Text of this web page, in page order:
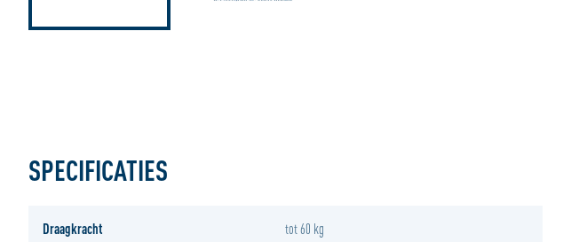
SPECIFICATIES
Draagkracht tot 60 kg